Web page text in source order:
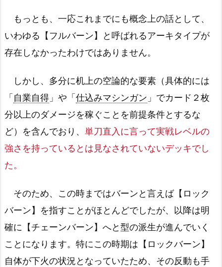
もっとも、一応これまでにも概念上の話として、
いわゆる【フルバーン】と呼ばれるアーキタイプが
存在しなかったわけではありません。
しかし、多分に机上の空論的な要素（具体的には
「 自業自得 」や「 仕込みマシンガン 」でカード２枚
分以上のダメージを稼ぐことを前提条件とするな
ど）を含んでおり、 単刀直入に言って実戦レベルの
強さを持っているとは見なされていないデッキでし
た。
そのため、この時まではバーンと言えば【ロック
バーン】を指すことがほとんどでしたが、以降は明
確に【チェーンバーン】へと型の派生が進んでいく
ことになります。特にこの時期は【ロックバーン】
自体が下火の状況となっていたため、その反動も手